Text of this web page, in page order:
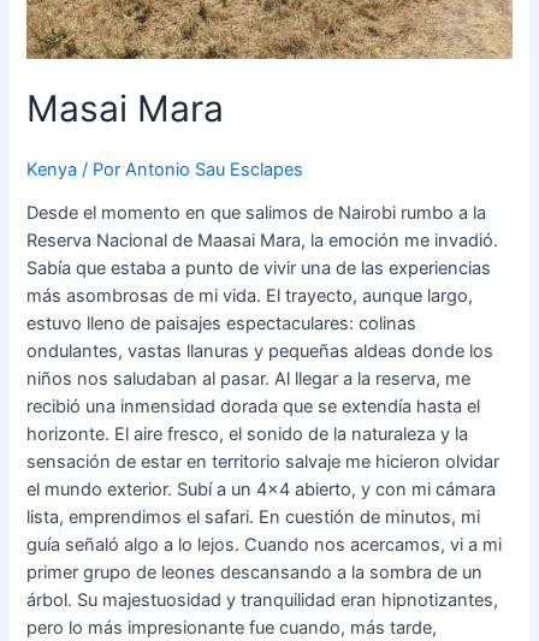
Masai Mara
Kenya / PorAntonio Sau Esclapes
Desde el momento en que salimos de Nairobi rumbo a la
Reserva Nacional de Maasai Mara, la emoción me invadió.
Sabía que estaba a punto de vivir una de las experiencias
más asombrosas de mi vida. El trayecto, aunque largo,
estuvo lleno de paisajes espectaculares: colinas
ondulantes, vastas llanuras y pequeñas aldeas donde los
niños nos saludaban al pasar. Al llegar a la reserva, me
recibió una inmensidad dorada que se extendía hasta el
horizonte. El aire fresco, el sonido de la naturaleza y la
sensación de estar en territorio salvaje me hicieron olvidar
el mundo exterior. Subí a un 4×4 abierto, y con mi cámara
lista, emprendimos el safari. En cuestión de minutos, mi
guía señaló algo a lo lejos. Cuando nos acercamos, vi a mi
primer grupo de leones descansando a la sombra de un
árbol. Su majestuosidad y tranquilidad eran hipnotizantes,
pero lo más impresionante fue cuando, más tarde,